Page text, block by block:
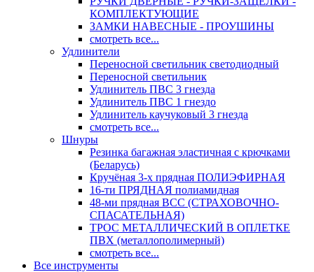
КОМПЛЕКТУЮЩИЕ
ЗАМКИ НАВЕСНЫЕ - ПРОУШИНЫ
смотреть все...
Удлинители
Переносной светильник светодиодный
Переносной светильник
Удлинитель ПВС 3 гнезда
Удлинитель ПВС 1 гнездо
Удлинитель каучуковый 3 гнезда
смотреть все...
Шнуры
Резинка багажная эластичная с крючками
(Беларусь)
Кручёная 3-х прядная ПОЛИЭФИРНАЯ
16-ти ПРЯДНАЯ полиамидная
48-ми прядная ВСС (СТРАХОВОЧНО-
СПАСАТЕЛЬНАЯ)
ТРОС МЕТАЛЛИЧЕСКИЙ В ОПЛЕТКЕ
ПВХ (металлополимерный)
смотреть все...
Все инструменты